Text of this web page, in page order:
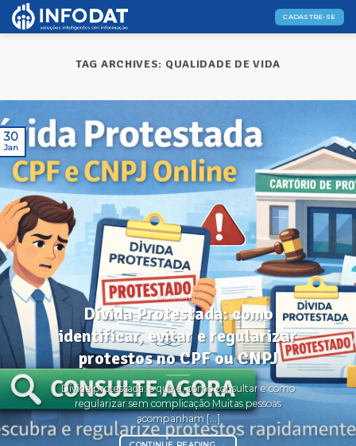
Skip
CADASTRE-SE
TAG ARCHIVES: QUALIDADE DE VIDA
DICAS ÚTEIS
Dívida Protestada: como
identificar, evitar e regularizar
protestos no CPF ou CNPJ
Dívida protestada: o que é, como consultar e como
regularizar sem complicação Muitas pessoas
acompanham [...]
30
Jan